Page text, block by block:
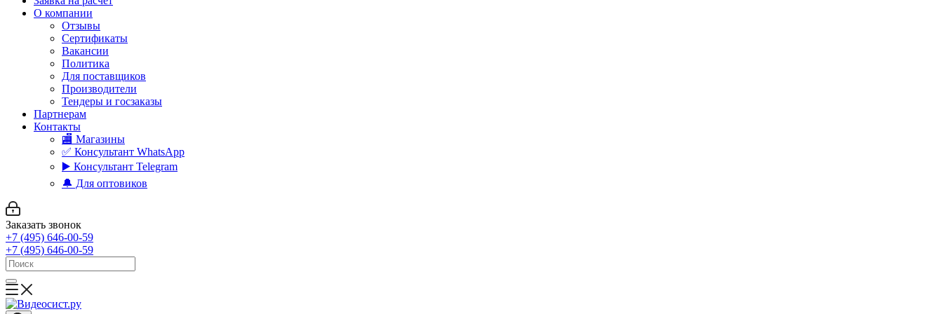
О компании
Отзывы
Сертификаты
Вакансии
Политика
Для поставщиков
Производители
Тендеры и госзаказы
Партнерам
Контакты
🏬 Магазины
✅️ Консультант WhatsApp
▶️ Консультант Telegram
🔔 Для оптовиков
Заказать звонок
+7 (495) 646-00-59
+7 (495) 646-00-59